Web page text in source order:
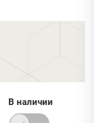
В наличии